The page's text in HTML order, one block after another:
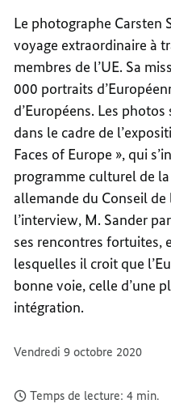
Le photographe Carsten
voyage extraordinaire à
membres de l’UE. Sa
000 portraits
d’Européens. Les
dans le cadre de
Faces of Europe », qui
programme culturel de
allemande du Conseil de
l’interview, M. Sander
ses rencontres fortuites,
lesquelles il croit que
bonne voie, celle d’une
intégration.
Vendredi 9 octobre 2020
Temps de lecture: 4 min.